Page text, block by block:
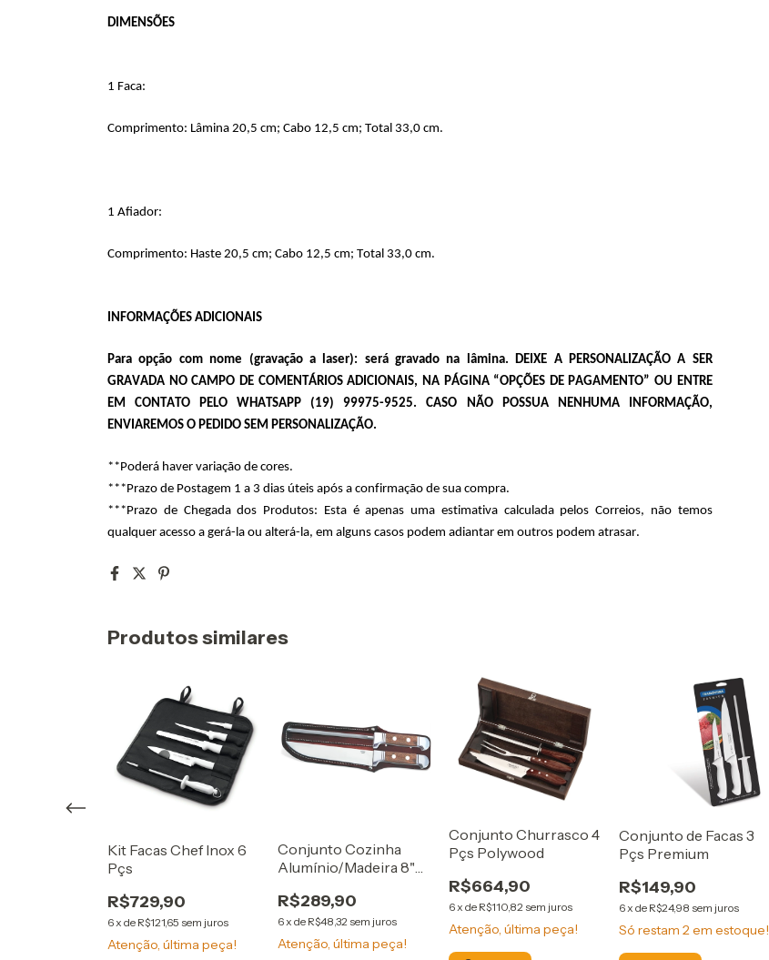
DIMENSÕES
1 Faca:
Comprimento: Lâmina 20,5 cm; Cabo 12,5 cm; Total 33,0 cm.
1 Afiador:
Comprimento: Haste 20,5 cm; Cabo 12,5 cm; Total 33,0 cm.
INFORMAÇÕES ADICIONAIS
Para opção com nome (gravação a laser): será gravado na lâmina. DEIXE A PERSONALIZAÇÃO A SER
GRAVADA NO CAMPO DE COMENTÁRIOS ADICIONAIS, NA PÁGINA “OPÇÕES DE PAGAMENTO” OU ENTRE
EM CONTATO PELO WHATSAPP (19) 99975-9525. CASO NÃO POSSUA NENHUMA INFORMAÇÃO,
ENVIAREMOS O PEDIDO SEM PERSONALIZAÇÃO.
**Poderá haver variação de cores.
***Prazo de Postagem 1 a 3 dias úteis após a confirmação de sua compra.
***Prazo de Chegada dos Produtos: Esta é apenas uma estimativa calculada pelos Correios, não temos
qualquer acesso a gerá-la ou alterá-la, em alguns casos podem adiantar em outros podem atrasar.
Produtos similares
Kit Facas Chef Inox 6
Pçs
R$729,90
6x de R$121,65 sem juros
Atenção, última peça!
Conjunto Cozinha
Alumínio/Madeira 8"
R$289,90
6xde R$48,32 sem juros
Atenção, última peça!
Conjunto Churrasco 4
Pçs Polywood
R$664,90
6 x de R$110,82 sem juros
Atenção, última peça!
Conjunto de Facas 3
Pçs Premium
R$149,90
6x de R$24,98 sem juros
Só restam 2em estoque!